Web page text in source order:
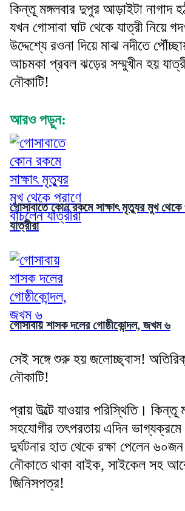
কিন্তূ মঙ্গলবার দুপুর আড়াইটা নাগাদ
যখন গোসাবা ঘাট থেকে যাত্রী নিয়ে
উদ্দেশ্যে রওনা দিয়ে মাঝ নদীতে
আচমকা প্রবল ঝড়ের সম্মুখীন হয়
নৌকাটি!
আরও পড়ুন:
গোসাবাতে কোন রকমে সাক্ষাৎ মৃত্যুর মুখ থেকে
যাত্রীরা
গোসাবায় শাসক দলের গোষ্ঠীকোন্দল, জখম ৬
সেই সঙ্গে শুরু হয় জলোচ্ছ্বাস!
নৌকাটি!
প্রায় উল্টে যাওয়ার পরিস্থিতি। কিন্তূ
সহযোগীর তৎপরতায় এদিন
দুর্ঘটনার হাত থেকে রক্ষা পেলেন
নৌকাতে থাকা বাইক, সাইকেল সহ
জিনিসপত্র!